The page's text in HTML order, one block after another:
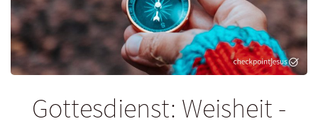
Gottesdienst: Weisheit -